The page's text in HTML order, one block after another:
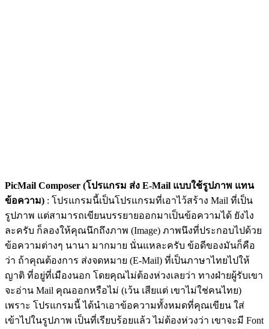
PicMail Composer (โปรแกรม ส่ง E-Mail แบบใช้รูปภาพ แทน
ข้อความ) : โปรแกรมนี้เป็นโปรแกรมที่เอาไว้สร้าง Mail ที่เป็น
รูปภาพ แต่สามารถเขียนบรรยายออกมาเป็นข้อความได้ ยังไง
ละครับ ก็ลองให้คุณนึกถึงภาพ (Image) ภาพนึงที่ประกอบไปด้วย
ข้อความต่างๆ นานา มากมาย นั่นแหละครับ ข้อดีของมันก็คือ
ว่า ถ้าคุณต้องการ ส่งจดหมาย (E-Mail) ที่เป็นภาษาไทยไปให้
ญาติ ที่อยู่ที่เมืองนอก โดยคุณไม่ต้องห่วงเลยว่า ทางฝ่ายผู้รับเขา
จะอ่าน Mail คุณออกหรือไม่ (เว้น เสียแต่ เขาไม่ใช่คนไทย)
เพราะ โปรแกรมนี้ ได้นำเอาข้อความทั้งหมดที่คุณเขียน ใส่
เข้าไปในรูปภาพ เป็นที่เรียบร้อยแล้ว ไม่ต้องห่วงว่า เขาจะมี Font